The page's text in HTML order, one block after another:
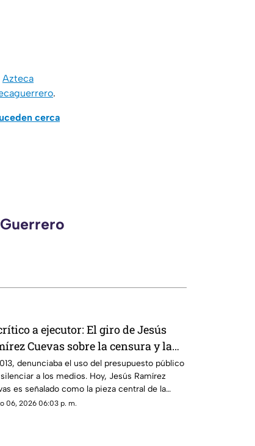
Azteca
.
cerca
a ejecutor: El giro de Jesús
Cuevas sobre la censura y la
oficial
denunciaba el uso del presupuesto público
a los medios. Hoy, Jesús Ramírez
es señalado como la pieza central de la
de censura del gobierno. ¿Qué cambió?
06, 2026 06:03 p. m.